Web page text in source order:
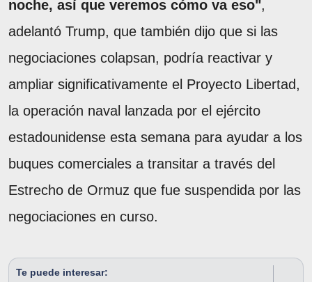
noche, así que veremos cómo va eso",
adelantó Trump, que también dijo que si las
negociaciones colapsan, podría reactivar y
ampliar significativamente el Proyecto Libertad,
la operación naval lanzada por el ejército
estadounidense esta semana para ayudar a los
buques comerciales a transitar a través del
Estrecho de Ormuz que fue suspendida por las
negociaciones en curso.
Te puede interesar: